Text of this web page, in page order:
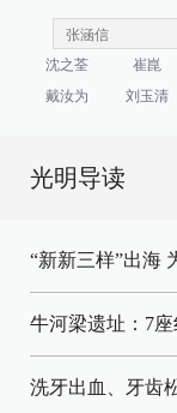
沈之荃 崔崑
戴汝为
刘玉清
光明导读
“新新三样”出海
牛河梁遗址：7
洗牙出血、牙齿